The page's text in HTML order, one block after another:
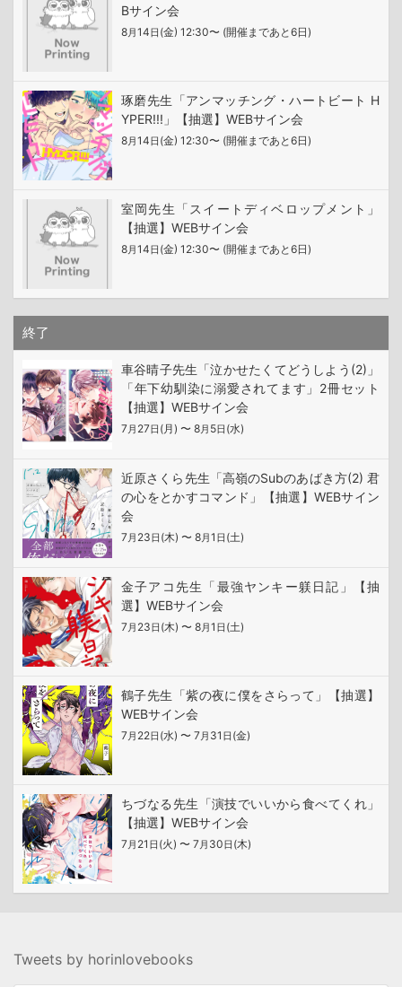
Bサイン会
8月14日 (金) 12:30〜 (開催まであと6日)
琢磨先生「アンマッチング・ハートビート H
YPER!!!」【抽選】WEBサイン会
8月14日 (金) 12:30〜 (開催まであと6日)
室岡先生「スイートディベロップメント」
【抽選】WEBサイン会
8月14日 (金) 12:30〜 (開催まであと6日)
終了
車谷晴子先生「泣かせたくてどうしよう(2)」
「年下幼馴染に溺愛されてます」2冊セット
【抽選】WEBサイン会
7 月 27日 (月) 〜 8月 5日 (水)
近原さくら先生「高嶺のSubのあばき方(2) 君
の心をとかすコマンド」【抽選】WEBサイン
会
7 月 23日 (木) 〜 8月1 日 (土)
金子アコ先生「最強ヤンキー躾日記」【抽
選】WEBサイン会
7 月 23日 (木) 〜 8月1 日 (土)
鶴子先生「紫の夜に僕をさらって」【抽選】
WEBサイン会
7 月 22日 (水) 〜 7 月 31 日 (金)
ちづなる先生「演技でいいから食べてくれ」
【抽選】WEBサイン会
7 月 21 日 (火) 〜 7 月 30日 (木)
Tweets by horinlovebooks